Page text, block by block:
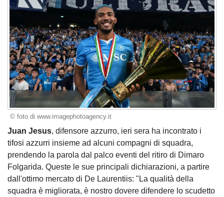
© foto di www.imagephotoagency.it
Juan Jesus, difensore azzurro, ieri sera ha incontrato i
tifosi azzurri insieme ad alcuni compagni di squadra,
prendendo la parola dal palco eventi del ritiro di Dimaro
Folgarida. Queste le sue principali dichiarazioni, a partire
dall'ottimo mercato di De Laurentiis: "La qualità della
squadra è migliorata, è nostro dovere difendere lo scudetto